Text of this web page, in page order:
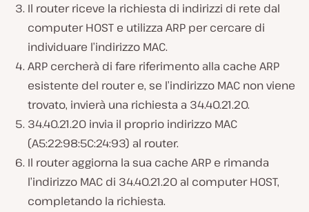
Il router riceve la richiesta di indirizzi di rete dal
computer HOST e utilizza ARP per cercare di
individuare l’indirizzo MAC.
ARP cercherà di fare riferimento alla cache ARP
esistente del router e, se l’indirizzo MAC non viene
trovato, invierà una richiesta a 34.40.21.20.
34.40.21.20 invia il proprio indirizzo MAC
(A5:22:98:5C:24:93) al router.
Il router aggiorna la sua cache ARP e rimanda
l’indirizzo MAC di 34.40.21.20 al computer HOST,
completando la richiesta.